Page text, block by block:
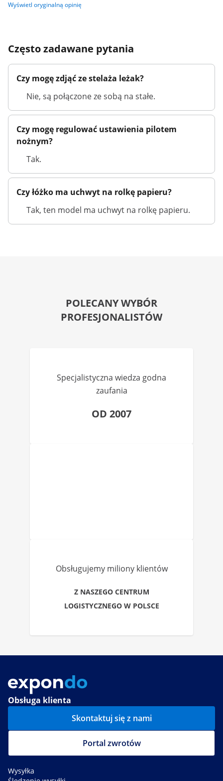
Wyświetl oryginalną opinię
Często zadawane pytania
Czy mogę zdjąć ze stelaża leżak?
Nie, są połączone ze sobą na stałe.
Czy mogę regulować ustawienia pilotem
nożnym?
Tak.
Czy łóżko ma uchwyt na rolkę papieru?
Tak, ten model ma uchwyt na rolkę papieru.
POLECANY WYBÓR
PROFESJONALISTÓW
Specjalistyczna wiedza godna
zaufania
OD 2007
Obsługujemy miliony klientów
Z NASZEGO CENTRUM
LOGISTYCZNEGO W POLSCE
Obsługa klienta
Skontaktuj się z nami
Portal zwrotów
Wysyłka